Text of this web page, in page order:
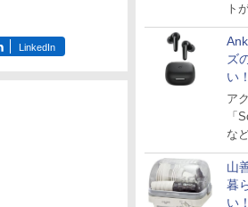
ト
ズ
い
マ
ア
「
な
山
暮
い！
LinkedIn